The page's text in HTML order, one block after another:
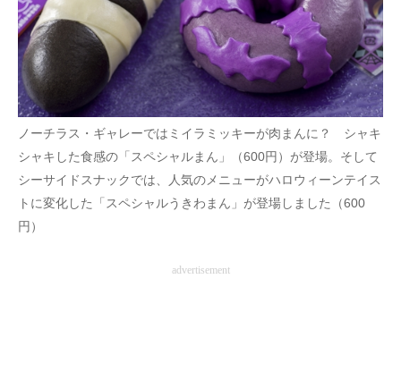
ノーチラス・ギャレーではミイラミッキーが肉まんに？ シャキ
シャキした食感の「スペシャルまん」（600円）が登場。そして
シーサイドスナックでは、人気のメニューがハロウィーンテイス
トに変化した「スペシャルうきわまん」が登場しました（600
円）
advertisement